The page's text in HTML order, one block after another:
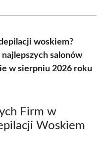
woskiem?
salonów
w sierpniu 2026 roku
Firm w
Woskiem